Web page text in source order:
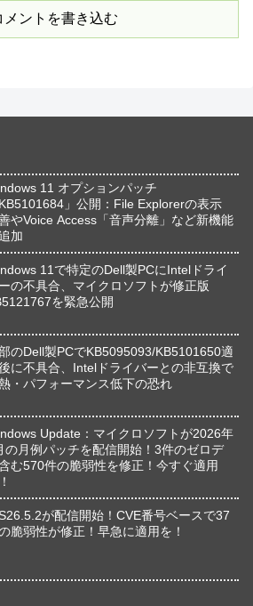
メントを書き込む
11 オプションパッチ
KB5101684」公開：File Explorerの表示
やVoice Access「音声分離」など新機能
加
11で特定のDell製PCにIntelドライ
の不具合、マイクロソフトが修正版
を緊急公開
のDell製PCでKB5095093/KB5101650適
に不具合、Intelドライバーとの非互換で
・パフォーマンス低下の恐れ
Update：マイクロソフトが2026年
の月例パッチを配信開始！3件のゼロデ
む570件の脆弱性を修正！今すぐ適用
が配信開始！CVE番号ベースで37
脆弱性が修正！早急に適用を！